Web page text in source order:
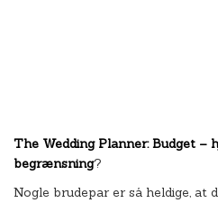
The Wedding Planner: Budget –
begrænsning?
Nogle brudepar er så heldige, at